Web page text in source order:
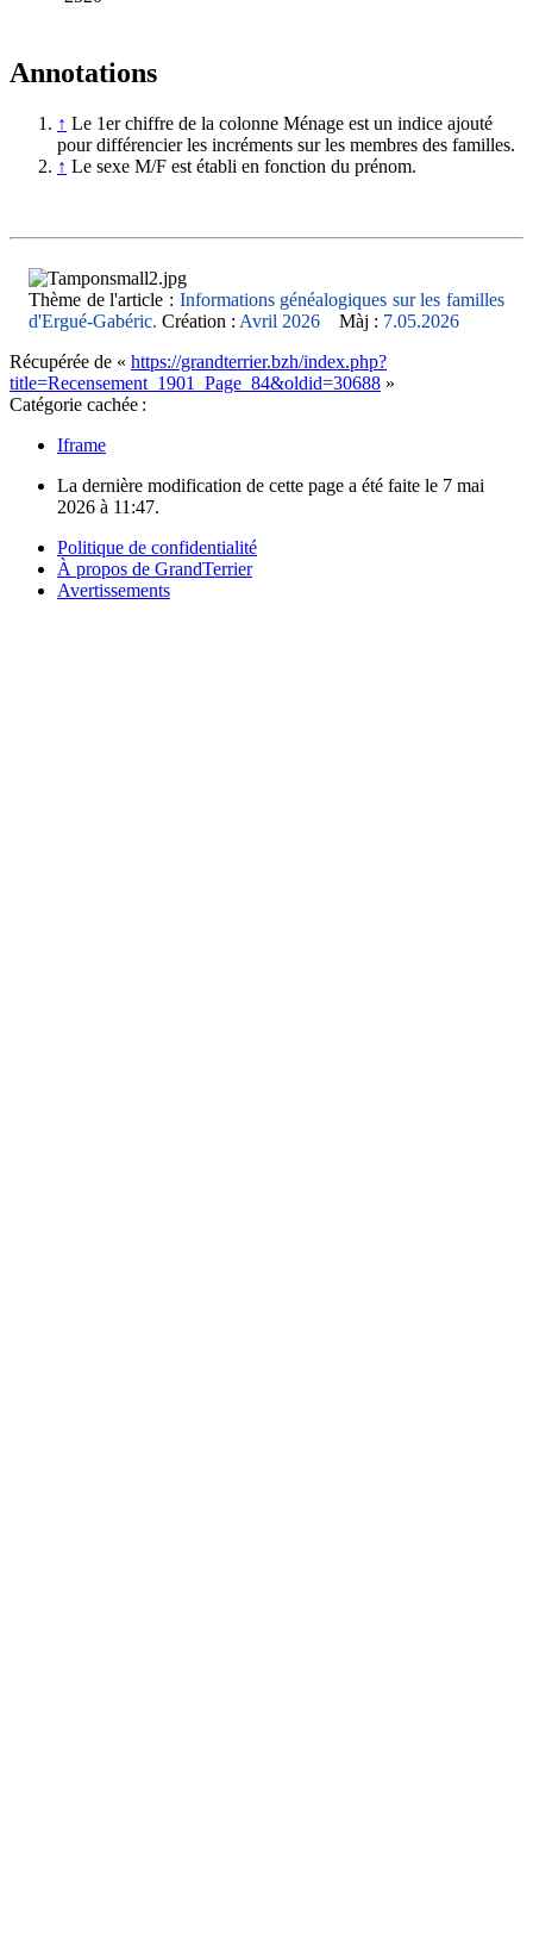
Annotations
↑ Le 1er chiffre de la colonne Ménage est un indice ajouté
pour différencier les incréments sur les membres des familles.
↑ Le sexe M/F est établi en fonction du prénom.
Thème de l'article : Informations généalogiques sur les familles
d'Ergué-Gabéric. Création : Avril 2026 Màj : 7.05.2026
Récupérée de « https://grandterrier.bzh/index.php?
title=Recensement_1901_Page_84&oldid=30688 »
Catégorie cachée :
Iframe
La dernière modification de cette page a été faite le 7 mai
2026 à 11:47.
Politique de confidentialité
À propos de GrandTerrier
Avertissements